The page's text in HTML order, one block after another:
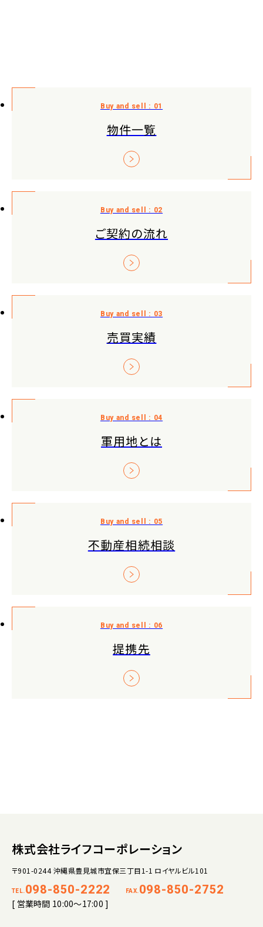
物件一覧
ご契約の流れ
売買実績
軍用地とは
不動産相続相談
提携先
株式会社ライフコーポレーション
〒901-0244 沖縄県豊見城市宜保三丁目1-1 ロイヤルビル101
TEL. 098-850-2222 FAX. 098-850-2752
[ 営業時間 10:00～17:00 ]